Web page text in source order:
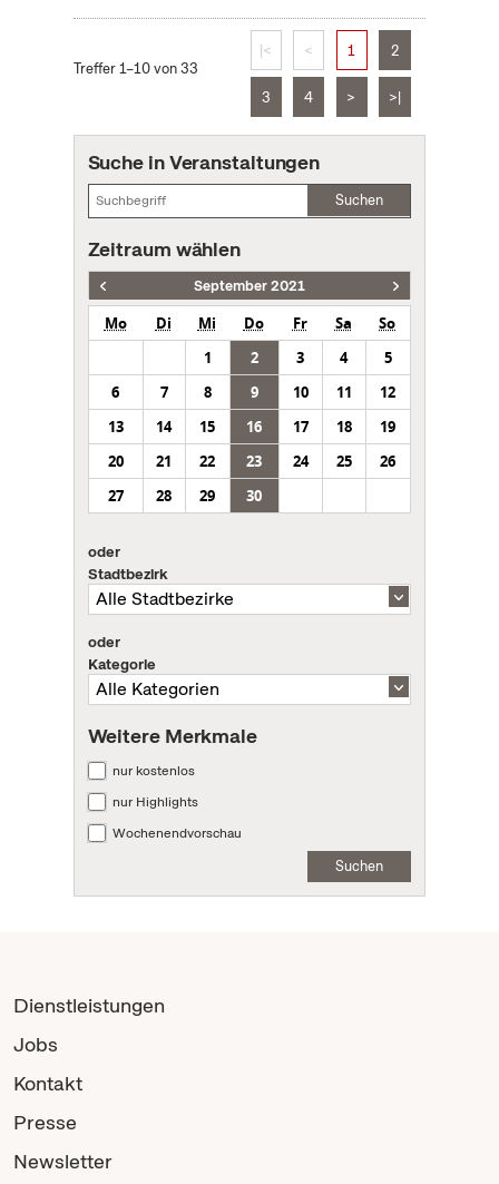
Treffer 1–10 von 33
|< < 1 2
3 4 > >|
Suche in Veranstaltungen
Suchen
Zeitraum wählen
September 2021
Mo Di Mi Do Fr Sa
So
1
2 3 4
5
6
7 8 9 10 11
12
13
14 15 16 17 18
19
20
21 22 23 24 25
26
27
28 29 30
oder
Stadtbezirk
oder
Kategorie
Weitere Merkmale
nur kostenlos
nur Highlights
Wochenendvorschau
Suchen
Dienstleistungen
Jobs
Kontakt
Presse
Newsletter